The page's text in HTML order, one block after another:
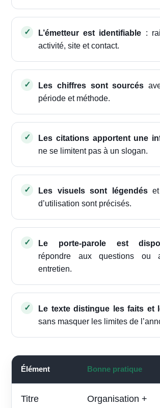
L’émetteur est identifiable :
activité, site et contact.
Les chiffres sont sourcés
période et méthode.
Les citations apportent une
ne se limitent pas à un slogan.
Les visuels sont légendéset
d’utilisation sont précisés.
Le porte-parole est
répondre aux questions ou
entretien.
Le texte distingue les faits et
sans masquer les limites de
Élément Bonne pratique
Titre
Organisation +